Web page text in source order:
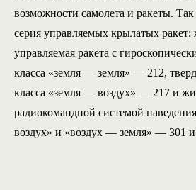
возможности самолета и ракеты. Так
серия управляемых крылатых ракет:
управляемая ракета с
класса «земля — земля» — 212,
класса «земля — воздух» — 217 и
радиокомандной системой
воздух» и «воздух — земля» — 301